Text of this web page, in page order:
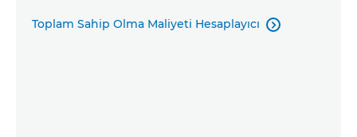
Toplam Sahip Olma Maliyeti Hesaplayıcı 